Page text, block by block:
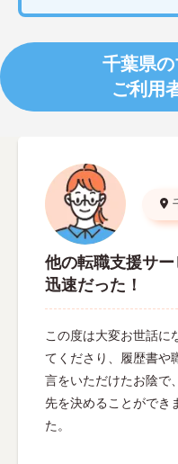
千葉県
ご利用
他の転職支援サ
迅速だった！
この度は大変お世話に
てくださり、履歴書や
言をいただけたお陰で
先を決めることができ
た。